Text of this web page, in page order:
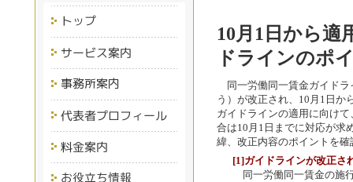
10月1日から適
ドラインのポ
同一労働同一賃金ガイドラ
う）が改正され、10月1日か
ガイドラインの適用に向け
合は10月1日までに対応が求
緯、改正内容のポイントを確
[1]ガイドラインが改正さ
同一労働同一賃金の施